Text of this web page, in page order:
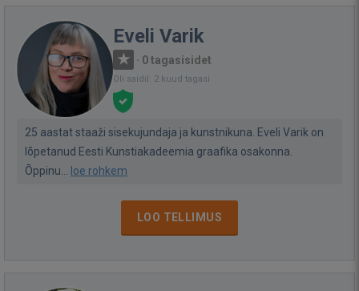
Eveli Varik
· 0 tagasisidet
Oli saidil: 2 kuud tagasi
25 aastat staaži sisekujundaja ja kunstnikuna. Eveli Varik on
lõpetanud Eesti Kunstiakadeemia graafika osakonna.
Õppinu...
loe rohkem
LOO TELLIMUS